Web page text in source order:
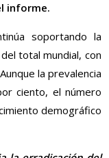
informe.
soportando la
total mundial, con
la prevalencia
ciento, el número
demográfico